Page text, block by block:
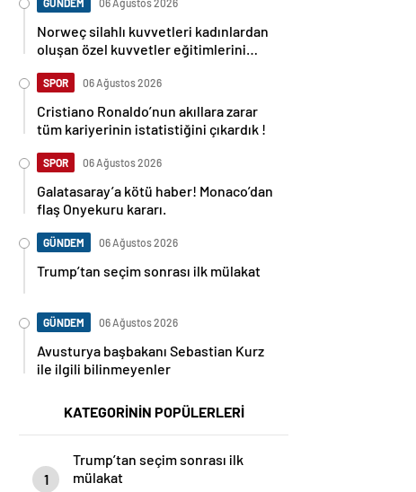
GÜNDEM 06 Ağustos 2026
Norweç silahlı kuvvetleri kadınlardan
oluşan özel kuvvetler eğitimlerini
SPOR 06 Ağustos 2026
Cristiano Ronaldo’nun akıllara zarar
tüm kariyerinin istatistiğini çıkardık !
SPOR 06 Ağustos 2026
Galatasaray’a kötü haber! Monaco’dan
flaş Onyekuru kararı.
GÜNDEM 06 Ağustos 2026
Trump’tan seçim sonrası ilk mülakat
GÜNDEM 06 Ağustos 2026
Avusturya başbakanı Sebastian Kurz
ile ilgili bilinmeyenler
KATEGORİNİN POPÜLERLERİ
1
Trump’tan seçim sonrası ilk
mülakat